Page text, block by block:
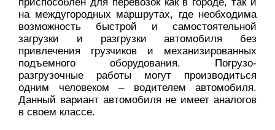
на междугородных маршрутах, где необходима
возможность быстрой и самостоятельной
загрузки и разгрузки автомобиля без
привлечения грузчиков и механизированных
подъемного оборудования. Погрузо-
разгрузочные работы могут производиться
одним человеком – водителем автомобиля.
Данный вариант автомобиля не имеет аналогов
в своем классе.